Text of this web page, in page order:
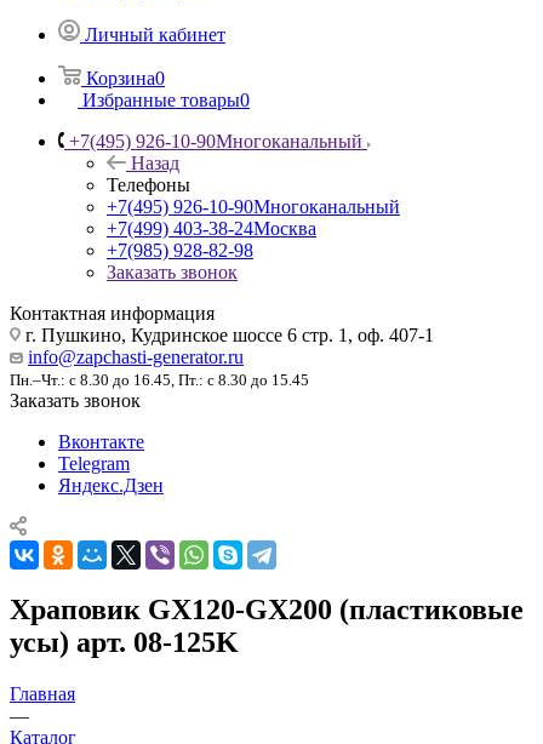
Личный кабинет
Корзина0
Избранные товары0
+7(495) 926-10-90Многоканальный
Назад
Телефоны
+7(495) 926-10-90Многоканальный
+7(499) 403-38-24Москва
+7(985) 928-82-98
Заказать звонок
Контактная информация
г. Пушкино, Кудринское шоссе 6 стр. 1, оф. 407-1
info@zapchasti-generator.ru
Пн.–Чт.: с 8.30 до 16.45, Пт.: с 8.30 до 15.45
Заказать звонок
Вконтакте
Telegram
Яндекс.Дзен
Храповик GX120-GX200 (пластиковые
усы) арт. 08-125K
Главная
—
Каталог